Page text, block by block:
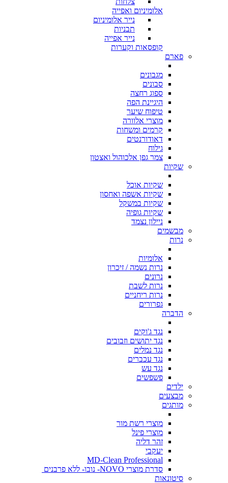
אלומיניום ואפייה
נייר אלומיניום
תבניות
נייר אפייה
קופסאות וקערות
פארם
מגבונים
סבונים
ספוג רחצה
היגיינת הפה
טיפוח שיער
מוצרי אלוורה
קרמים ומשחות
דאודורנטים
גילוח
צמר גפן אלכוהול ואצטון
שקיות
שקיות אוכל
שקיות אשפה ואחסון
שקיות במשקל
שקיות גופיה
ניילון נצמד
מבשמים
נרות
אלומיות
נרות נשמה / זיכרון
נרונים
נרות לשבת
נרות ריחניים
גפרורים
הדברה
נגד ג'וקים
נגד יתושים וזבובים
נגד נמלים
נגד עכברים
נגד עש
פשפשים
ילדים
מבצעים
מותגים
מוצרי רשת מור
מוצרי פינל
זהר דליה
יעקבי
MD-Clean Professional
סדרת מוצרי NOVO- נובו- ללא פרבנים
סיטונאות